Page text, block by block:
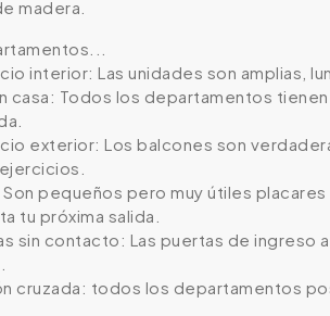
madera.
interior: Las unidades son amplias,
casa: Todos los departamentos
exterior: Los balcones son
pequeños pero muy útiles
tu próxima salida.
sin contacto: Las puertas de ingreso
cruzada: todos los departamentos